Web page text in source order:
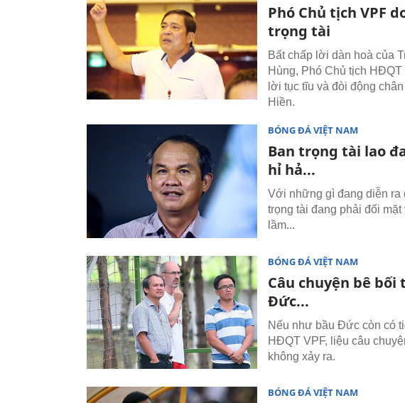
Phó Chủ tịch VPF
trọng tài
Bất chấp lời dàn hoà của
Hùng, Phó Chủ tịch
lời tục tĩu và đòi động
Hiền.
BÓNG ĐÁ VIỆT NAM
Ban trọng tài lao
hỉ hả...
Với những gì đang diễn
trọng tài đang phải đối
lầm...
BÓNG ĐÁ VIỆT NAM
Câu chuyện bê bối
Đức...
Nếu như bầu Đức còn có
HĐQT VPF, liệu câu
không xảy ra.
BÓNG ĐÁ VIỆT NAM